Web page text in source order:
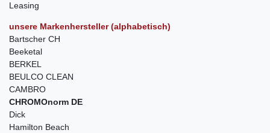
Leasing
unsere Markenhersteller (alphabetisch)
Bartscher CH
Beeketal
BERKEL
BEULCO CLEAN
CAMBRO
CHROMOnorm DE
Dick
Hamilton Beach